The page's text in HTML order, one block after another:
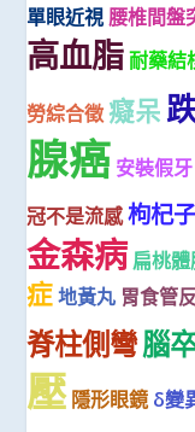
單眼近視 腰椎間盤
高血脂 耐藥結
勞綜合徵 癡呆
腺癌 安裝假牙
冠不是流感枸杞
金森病 扁桃
症 地黃丸 胃食管
脊柱側彎腦
壓 隱形眼鏡 δ變